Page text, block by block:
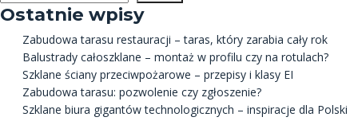
Ostatnie wpisy
Zabudowa tarasu restauracji – taras, który zarabia cały rok
Balustrady całoszklane – montaż w profilu czy na rotulach?
Szklane ściany przeciwpożarowe – przepisy i klasy EI
Zabudowa tarasu: pozwolenie czy zgłoszenie?
Szklane biura gigantów technologicznych – inspiracje dla Polski